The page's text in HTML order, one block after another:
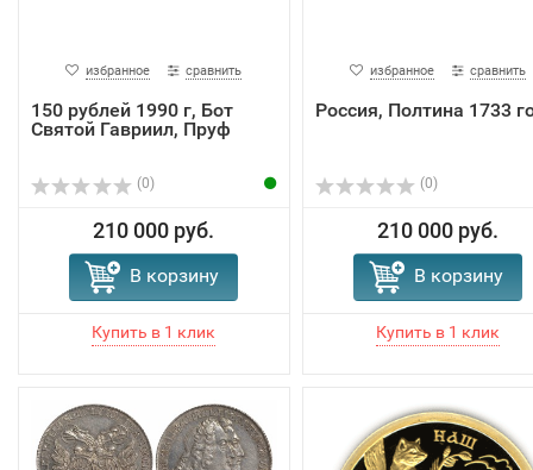
избранное сравнить
150 рублей 1990 г, Бот
Святой Гавриил, Пруф
(0)
210 000 руб.
В корзину
избранное сравнить
Россия, Полтина 1733
(0)
210 000 руб.
В корзину